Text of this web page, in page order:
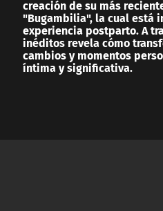
creación de su más
"Bugambilia", la cual está
experiencia postparto. A
inéditos revela cómo
cambios y momentos
íntima y significativa.